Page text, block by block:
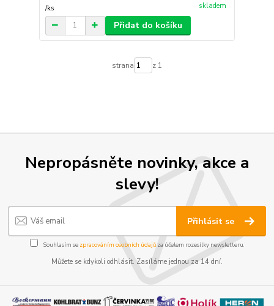
/ks skladem
Přidat do košíku
strana z 1
Nepropásněte novinky, akce a
slevy!
Přihlásit se
Souhlasím se zpracováním osobních údajůza účelem rozesílky newsletteru.
Můžete se kdykoli odhlásit. Zasíláme jednou za 14 dní.